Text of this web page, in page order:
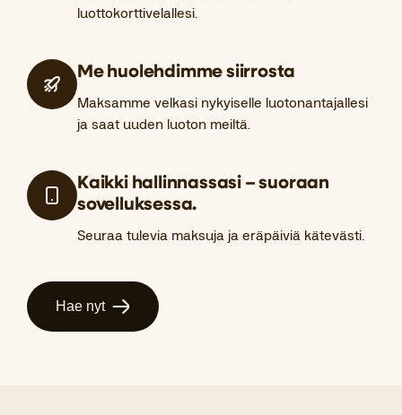
luottokorttivelallesi.
Me huolehdimme siirrosta
Maksamme velkasi nykyiselle luotonantajallesi
ja saat uuden luoton meiltä.
Kaikki hallinnassasi – suoraan
sovelluksessa.
Seuraa tulevia maksuja ja eräpäiviä kätevästi.
Hae nyt